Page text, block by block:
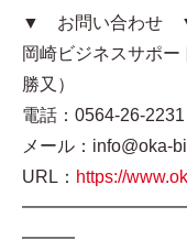
▼ お問い合わ
岡崎ビジネスサポー
勝又）
電話：0564-26-
メール：info@oka-
URL： https://
━━━